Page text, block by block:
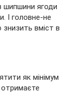
шипшини ягоди
І головне-не
знизить вміст в
як мінімум